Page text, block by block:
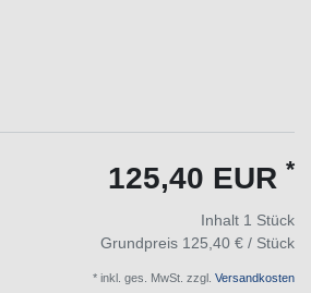
125,40 EUR *
Inhalt 1 Stück
Grundpreis 125,40 € / Stück
* inkl. ges. MwSt. zzgl. Versandkosten